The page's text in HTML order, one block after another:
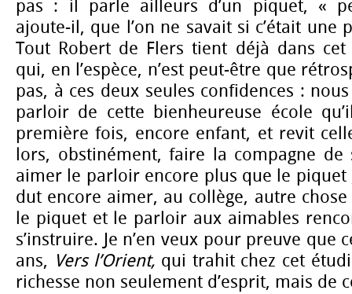
pas : il parle ailleurs d’un piquet, «
ajoute-il, que l’on ne savait si c’était
Tout Robert de Flers tient déjà dans
qui, en l’espèce, n’est peut-être que
pas, à ces deux seules confidences :
parloir de cette bienheureuse école
première fois, encore enfant, et revit
lors, obstinément, faire la compagne
aimer le parloir encore plus que le piquet
dut encore aimer, au collège, autre chose
le piquet et le parloir aux aimables
s’instruire. Je n’en veux pour preuve que
ans, Vers l’Orient, qui trahit chez cet
richesse non seulement d’esprit, mais de